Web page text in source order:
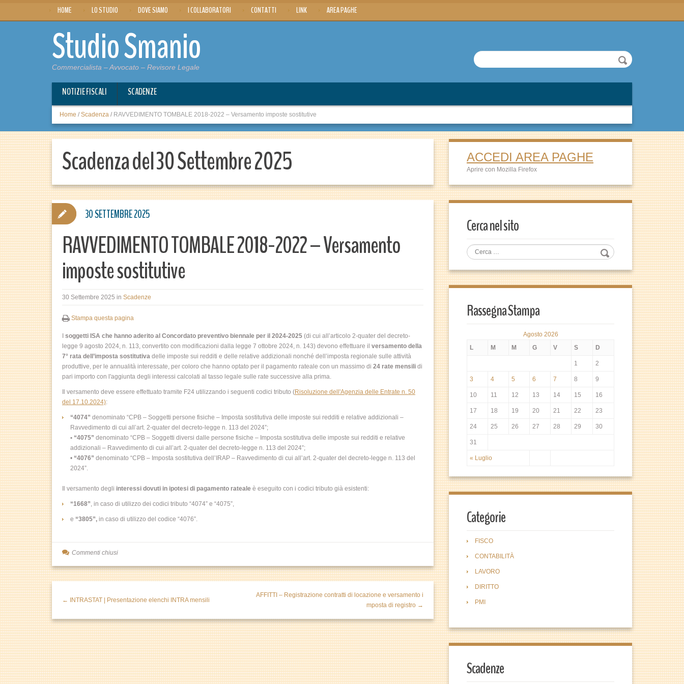
HOME LO STUDIO DOVE SIAMO I COLLABORATORI CONTATTI LINK AREA PAGHE
Studio Smanio
Commercialista – Avvocato – Revisore Legale
NOTIZIE FISCALI SCADENZE
Home / Scadenza / RAVVEDIMENTO TOMBALE 2018-2022 – Versamento imposte sostitutive
Scadenza del 30 Settembre 2025
RAVVEDIMENTO TOMBALE 2018-2022 – Versamento
imposte sostitutive
30 Settembre 2025 in Scadenze
Stampa questa pagina
soggetti ISA che hanno aderito al Concordato preventivo biennale per il 2024-2025 (di cui all’articolo 2-quater del decreto-
legge 9 agosto 2024, n. 113, convertito con modificazioni dalla legge 7 ottobre 2024, n. 143) devono effettuare il versamento della
7° rata dell’imposta sostitutiva delle imposte sui redditi e delle relative addizionali nonché dell’imposta regionale sulle attività
produttive, per le annualità interessate, per coloro che hanno optato per il pagamento rateale con un massimo di 24 rate mensili di
pari importo con l'aggiunta degli interessi calcolati al tasso legale sulle rate successive alla prima.
Il versamento deve essere effettuato tramite F24 utilizzando i seguenti codici tributo (Risoluzione dell'Agenzia delle Entrate n. 50
del 17.10.2024):
“4074” denominato “CPB – Soggetti persone fisiche – Imposta sostitutiva delle imposte sui redditi e relative addizionali –
Ravvedimento di cui all’art. 2-quater del decreto-legge n. 113 del 2024”;
• “4075” denominato “CPB – Soggetti diversi dalle persone fisiche – Imposta sostitutiva delle imposte sui redditi e relative
addizionali – Ravvedimento di cui all’art. 2-quater del decreto-legge n. 113 del 2024”;
• “4076” denominato “CPB – Imposta sostitutiva dell’IRAP – Ravvedimento di cui all’art. 2-quater del decreto-legge n. 113 del
2024”.
Il versamento degli interessi dovuti in ipotesi di pagamento rateale è eseguito con i codici tributo già esistenti:
“1668”, in caso di utilizzo dei codici tributo “4074” e “4075”,
e “3805”, in caso di utilizzo del codice “4076”.
30 SETTEMBRE 2025
Commenti chiusi
← INTRASTAT | Presentazione elenchi INTRA mensili
AFFITTI – Registrazione contratti di locazione e versamento i
mposta di registro →
ACCEDI AREA PAGHE
Aprire con Mozilla Firefox
Cerca nel sito
Rassegna Stampa
Agosto 2026
L
M M G V S D
« Luglio
1 2
3 4 5 6 7 8 9
10 11 12 13 14 15 16
17 18 19 20 21 22 23
24 25 26 27 28 29 30
31
Categorie
FISCO
CONTABILITÀ
LAVORO
DIRITTO
PMI
Scadenze